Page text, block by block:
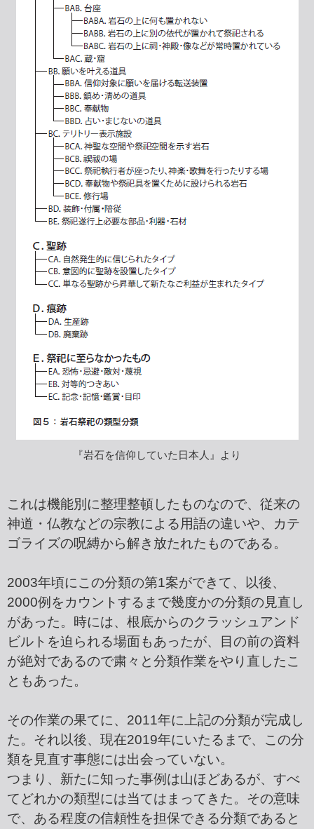
『岩石を信仰していた日本人』より
これは機能別に整理整頓したものなので、従来の
神道・仏教などの宗教による用語の違いや、カテ
ゴライズの呪縛から解き放たれたものである。
2003年頃にこの分類の第1案ができて、以後、
2000例をカウントするまで幾度かの分類の見直し
があった。時には、根底からのクラッシュアンド
ビルトを迫られる場面もあったが、目の前の資料
が絶対であるので粛々と分類作業をやり直したこ
ともあった。
その作業の果てに、2011年に上記の分類が完成し
た。それ以後、現在2019年にいたるまで、この分
類を見直す事態には出会っていない。
つまり、新たに知った事例は山ほどあるが、すべ
てどれかの類型には当てはまってきた。その意味
で、ある程度の信頼性を担保できる分類であると